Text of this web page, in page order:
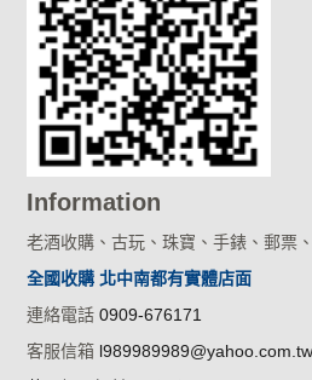
Information
老酒收購、古玩、珠寶、手錶、郵票
全國收購 北中南都有實體店面
連絡電話0909-676171
客服信箱 l989989989@yahoo.com.tw